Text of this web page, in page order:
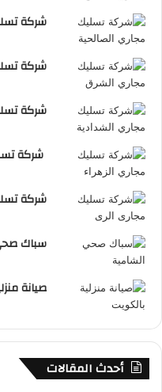
شركة
شركة
شركة
شركة
شركة
سباك
صيانة
أحدث المقالات